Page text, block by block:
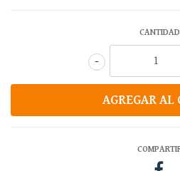
CANTIDAD
-